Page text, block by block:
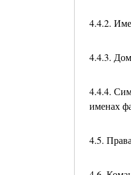
4.4.2.
4.4.3.
4.4.4.
именах
4.5.